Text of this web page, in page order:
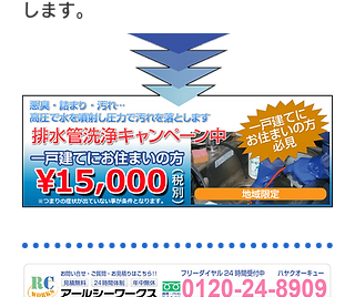
します。